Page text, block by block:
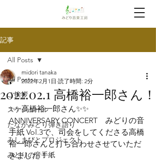
記事
All Posts
ご挨拶
スケジュール
たなかみどり弾き語り
みしまびとプロジェクト
みどりの音手紙
All Posts
2022.02.1 高橋裕一郎さん！
midori tanaka
2022年2月1日 読了時間: 2分
✨✨高橋裕一郎さん✨✨
ANNIVERSARY CONCERT　みどりの音
手紙 Vol.3で、司会をしてくださる高橋
裕一郎さんと打ち合わせさせていただ
きました！！